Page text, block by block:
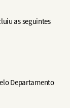
as seguintes
Departamento